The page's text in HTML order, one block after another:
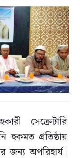
সেক্রেটারি
হুকমত প্রতিষ্ঠায়
জন্য অপরিহার্য।